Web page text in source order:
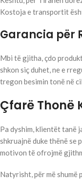
Kostoja e transportit
Garancia për
Mbi të gjitha, çdo
shkon siç duhet, ne e
tregon besimin tonë në
Çfarë Thonë
Pa dyshim, klientët tanë
shkruajnë duke thënë se
motivon të ofrojmë
Natyrisht, për më shumë